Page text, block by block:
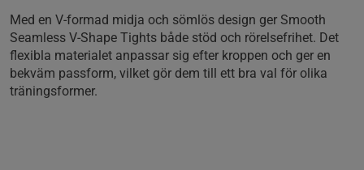
Med en V-formad midja och sömlös design ger Smooth
Seamless V-Shape Tights både stöd och rörelsefrihet. Det
flexibla materialet anpassar sig efter kroppen och ger en
bekväm passform, vilket gör dem till ett bra val för olika
träningsformer.